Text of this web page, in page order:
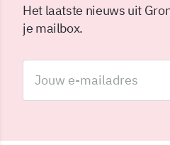
Het laatste nieuws uit
je mailbox.